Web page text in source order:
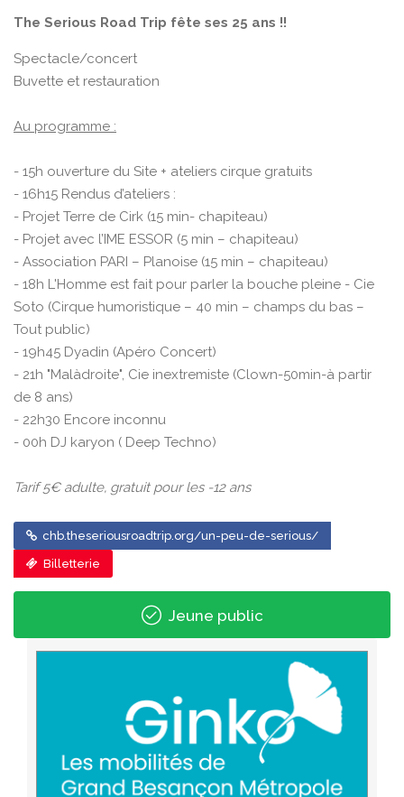
The Serious Road Trip fête ses 25 ans !!
Spectacle/concert
Buvette et restauration
Au programme :
- 15h ouverture du Site + ateliers cirque gratuits
- 16h15 Rendus d’ateliers :
- Projet Terre de Cirk (15 min- chapiteau)
- Projet avec l’IME ESSOR (5 min – chapiteau)
- Association PARI – Planoise (15 min – chapiteau)
- 18h L'Homme est fait pour parler la bouche pleine - Cie
Soto (Cirque humoristique – 40 min – champs du bas –
Tout public)
- 19h45 Dyadin (Apéro Concert)
- 21h "Malàdroite", Cie inextremiste (Clown-50min-à partir
de 8 ans)
- 22h30 Encore inconnu
- 00h DJ karyon ( Deep Techno)
Tarif 5€ adulte, gratuit pour les -12 ans
chb.theseriousroadtrip.org/un-peu-de-serious/
Billetterie
Jeune public